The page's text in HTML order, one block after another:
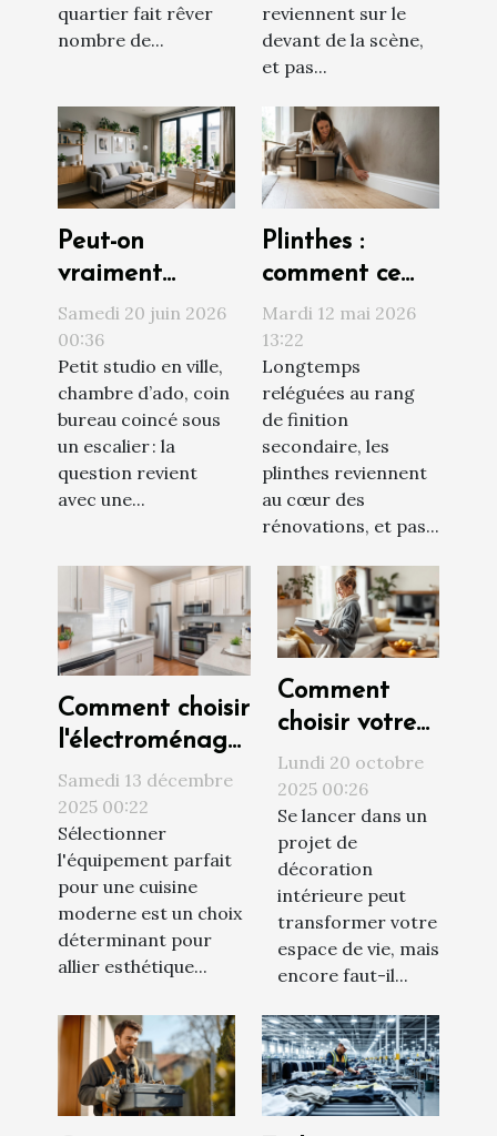
quartier fait rêver
nombre de...
reviennent sur le
devant de la scène,
et pas...
Peut-on
vraiment
optimiser un
petit espace
sans sacrifier le
style ?
Samedi 20 juin 2026
00:36
Petit studio en ville,
chambre d’ado, coin
bureau coincé sous
un escalier : la
question revient
avec une...
Plinthes :
comment ce
détail
transforme
votre
rénovation
sans effort
Mardi 12 mai 2026
13:22
Longtemps
reléguées au rang
de finition
secondaire, les
plinthes reviennent
au cœur des
rénovations, et pas...
Comment choisir
l'électroménager
idéal pour une
cuisine moderne
?
Samedi 13 décembre
2025 00:22
Sélectionner
l'équipement parfait
pour une cuisine
moderne est un choix
déterminant pour
allier esthétique...
Comment
choisir votre
expert en
décoration
intérieure
dans votre
région ?
Lundi 20 octobre
2025 00:26
Se lancer dans un
projet de
décoration
intérieure peut
transformer votre
espace de vie, mais
encore faut-il...